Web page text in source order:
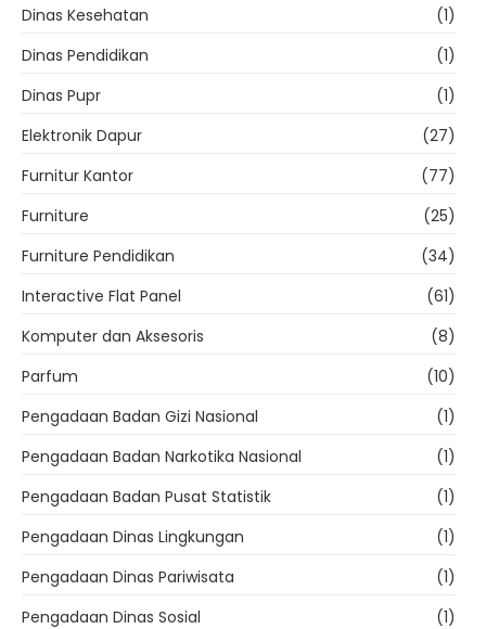
Dinas Kesehatan
(1)
Dinas Pendidikan
(1)
Dinas Pupr
(1)
Elektronik Dapur
(27)
Furnitur Kantor
(77)
Furniture
(25)
Furniture Pendidikan
(34)
Interactive Flat Panel
(61)
Komputer dan Aksesoris
(8)
Parfum
(10)
Pengadaan Badan Gizi Nasional
(1)
Pengadaan Badan Narkotika Nasional
(1)
Pengadaan Badan Pusat Statistik
(1)
Pengadaan Dinas Lingkungan
(1)
Pengadaan Dinas Pariwisata
(1)
Pengadaan Dinas Sosial
(1)